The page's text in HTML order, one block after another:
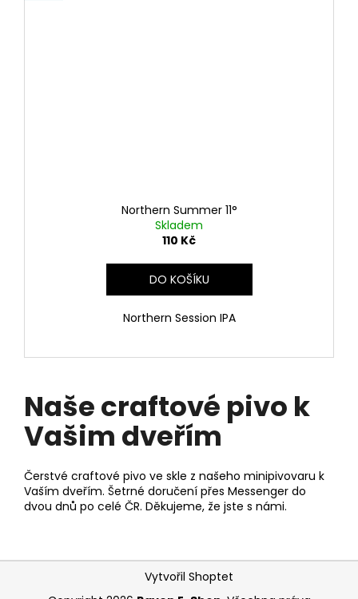
Northern Summer 11°
Skladem
110 Kč
DO KOŠÍKU
Northern Session IPA
Naše craftové pivo k
Vašim dveřím
Čerstvé craftové pivo ve skle z našeho minipivovaru k
Vaším dveřím. Šetrné doručení přes Messenger do
dvou dnů po celé ČR. Děkujeme, že jste s námi.
Z
Vytvořil Shoptet